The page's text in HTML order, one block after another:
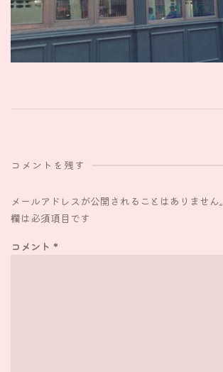
コメントを残す
メールアドレスが公開されることはありません。
欄は必須項目です
コメント *